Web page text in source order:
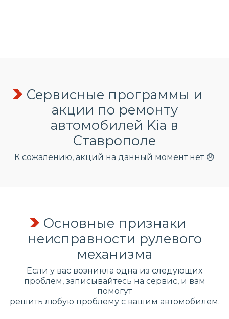
Сервисные программы и
акции по ремонту
автомобилей Kia в
Ставрополе
К сожалению, акций на данный момент нет 😞
Основные признаки
неисправности рулевого
механизма
Если у вас возникла одна из следующих
проблем, записывайтесь на сервис, и вам
помогут
решить любую проблему с вашим автомобилем.